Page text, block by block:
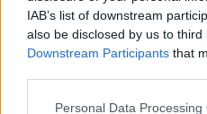
IAB’s list of downstream
also be disclosed by us to third
Downstream Participants that
Personal Data Processing
štábů také. Nyní jde jen o
poznámek. O těchto věcech i o
otevřeně debatovat.
Alois Mach: Povodně: Jak